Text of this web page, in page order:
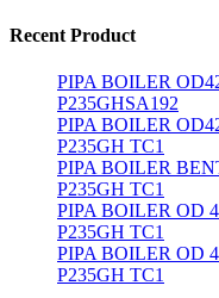
Recent Product
PIPA BOILER
P235GHSA192
PIPA BOILER
P235GH TC1
PIPA BOILER
P235GH TC1
PIPA BOILER OD
P235GH TC1
PIPA BOILER OD
P235GH TC1